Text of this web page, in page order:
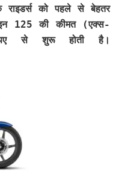
को पहले से बेहतर
125 की कीमत (एक्स-
से शुरू होती है।